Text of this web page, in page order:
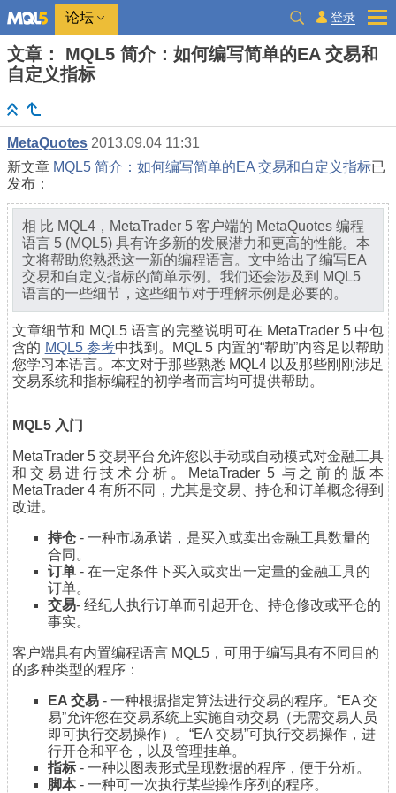
论坛 登录
文章： MQL5 简介：如何编写简单的EA 交易和
自定义指标
MetaQuotes 2013.09.04 11:31
新文章 MQL5 简介：如何编写简单的EA 交易和自定义指标已
发布：
相 比 MQL4，MetaTrader 5 客户端的 MetaQuotes 编程
语言 5 (MQL5) 具有许多新的发展潜力和更高的性能。本
文将帮助您熟悉这一新的编程语言。文中给出了编写EA
交易和自定义指标的简单示例。我们还会涉及到 MQL5
语言的一些细节，这些细节对于理解示例是必要的。
文章细节和 MQL5 语言的完整说明可在 MetaTrader 5 中包
含的 MQL5 参考中找到。MQL 5 内置的“帮助”内容足以帮助
您学习本语言。本文对于那些熟悉 MQL4 以及那些刚刚涉足
交易系统和指标编程的初学者而言均可提供帮助。
MQL5 入门
MetaTrader 5 交易平台允许您以手动或自动模式对金融工具
和交易进行技术分析。MetaTrader 5 与之前的版本
MetaTrader 4 有所不同，尤其是交易、持仓和订单概念得到
改进。
持仓 - 一种市场承诺，是买入或卖出金融工具数量的
合同。
订单 - 在一定条件下买入或卖出一定量的金融工具的
订单。
交易- 经纪人执行订单而引起开仓、持仓修改或平仓的
事实。
客户端具有内置编程语言 MQL5，可用于编写具有不同目的
的多种类型的程序：
EA 交易 - 一种根据指定算法进行交易的程序。“EA 交
易”允许您在交易系统上实施自动交易（无需交易人员
即可执行交易操作）。“EA 交易”可执行交易操作，进
行开仓和平仓，以及管理挂单。
指标 - 一种以图表形式呈现数据的程序，便于分析。
脚本- 一种可一次执行某些操作序列的程序。